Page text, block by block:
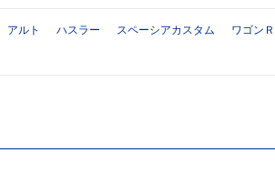
アルト ハスラー スペーシアカスタム ワゴンＲ